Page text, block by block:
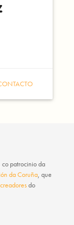
, co patrocinio da
da Coruña , que
do